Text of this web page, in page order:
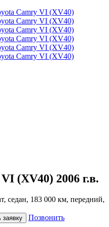
VI (XV40) 2006 г.в.
седан, 183 000 км, передний,
заявку
Позвонить